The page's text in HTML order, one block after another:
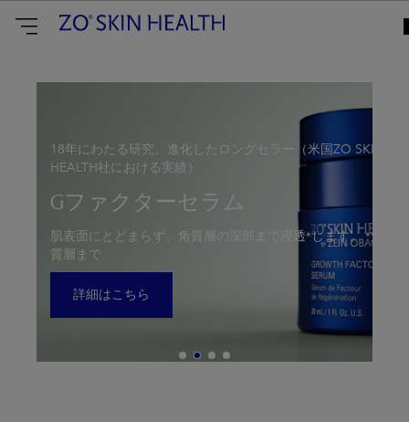
ZO
Japan18年にわたる研究。進化したロングセラー（米国ZO SKIN
HEALTH社における実績）
Gファクターセラム
肌表面にとどまらず、角質層の深部まで浸透*します。 *角
質層まで
詳細はこちら